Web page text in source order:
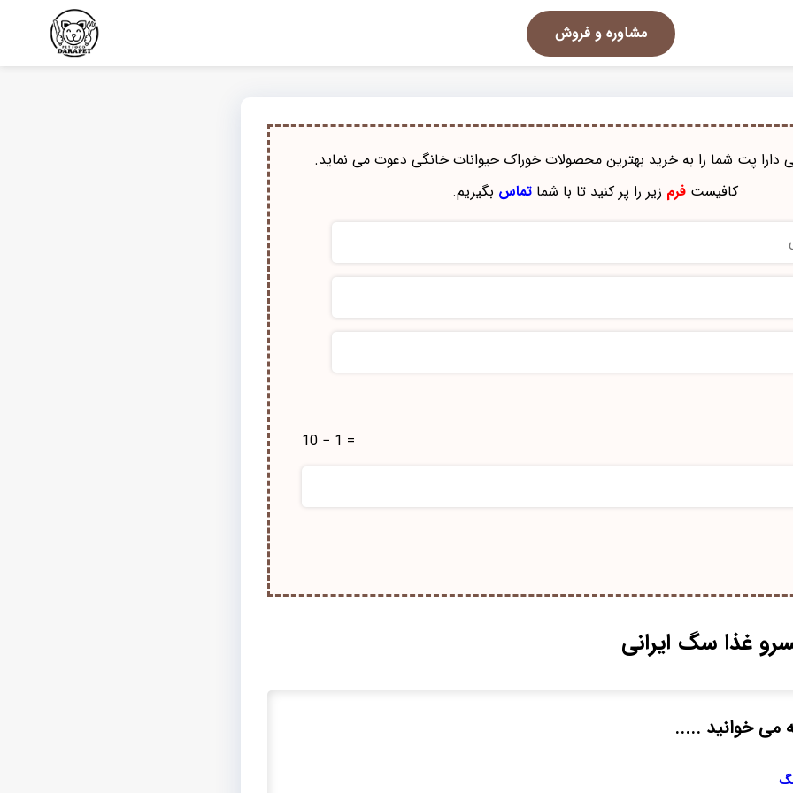
مشاوره و فروش
دارا پت شما را به خرید بهترین محصولات خوراک حيوانات خانگی دعوت می نماید.
کافیستفرم زیر را پر کنید تا با شماتماس بگیریم.
10 − 1 =
غذا سگ ایرانی
می خوانید .....